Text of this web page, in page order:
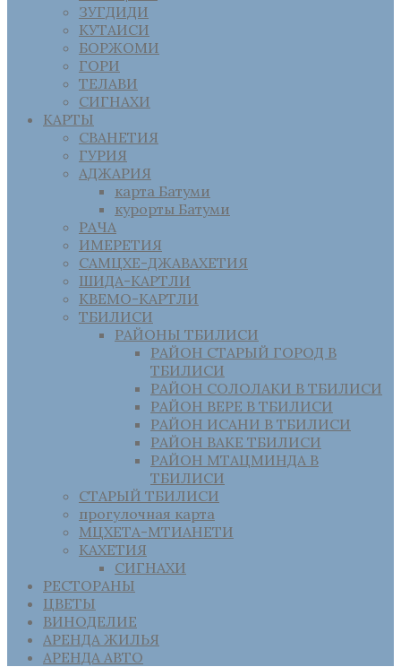
ЗУГДИДИ
КУТАИСИ
БОРЖОМИ
ГОРИ
ТЕЛАВИ
СИГНАХИ
КАРТЫ
СВАНЕТИЯ
ГУРИЯ
АДЖАРИЯ
карта Батуми
курорты Батуми
РАЧА
ИМЕРЕТИЯ
САМЦХЕ-ДЖАВАХЕТИЯ
ШИДА-КАРТЛИ
КВЕМО-КАРТЛИ
ТБИЛИСИ
РАЙОНЫ ТБИЛИСИ
РАЙОН СТАРЫЙ ГОРОД В
ТБИЛИСИ
РАЙОН СОЛОЛАКИ В ТБИЛИСИ
РАЙОН ВЕРЕ В ТБИЛИСИ
РАЙОН ИСАНИ В ТБИЛИСИ
РАЙОН ВАКЕ ТБИЛИСИ
РАЙОН МТАЦМИНДА В
ТБИЛИСИ
СТАРЫЙ ТБИЛИСИ
прогулочная карта
МЦХЕТА-МТИАНЕТИ
КАХЕТИЯ
СИГНАХИ
РЕСТОРАНЫ
ЦВЕТЫ
ВИНОДЕЛИЕ
АРЕНДА ЖИЛЬЯ
АРЕНДА АВТО